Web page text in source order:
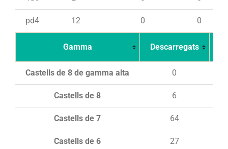
pd4 12 0 0
Gamma Descarregats
Castells de 8 de gamma alta 0
Castells de 8 6
Castells de 7 64
Castells de 6 27